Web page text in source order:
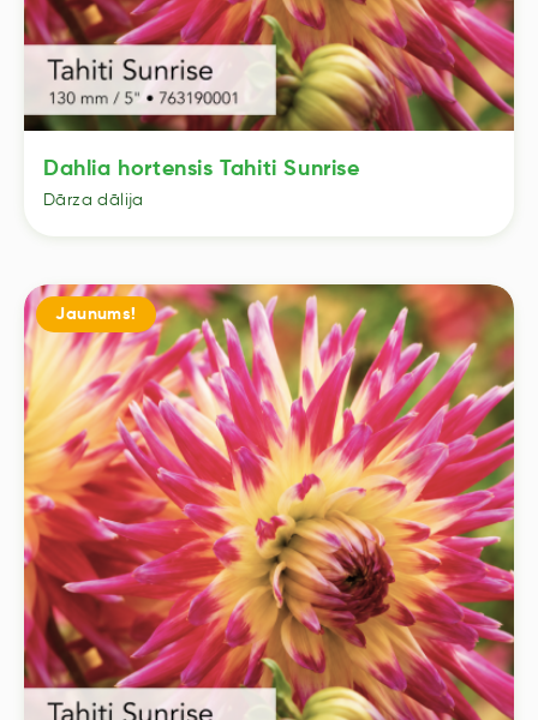
Dahlia hortensis Tahiti Sunrise
Dārza dālija